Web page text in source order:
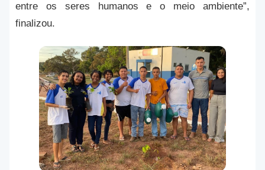
entre os seres humanos e o meio ambiente”,
finalizou.